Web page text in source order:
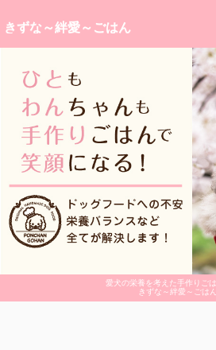
愛犬の栄養を考えた手作りご
きずな～絆愛～ごはん
きずな～絆愛～ごはん